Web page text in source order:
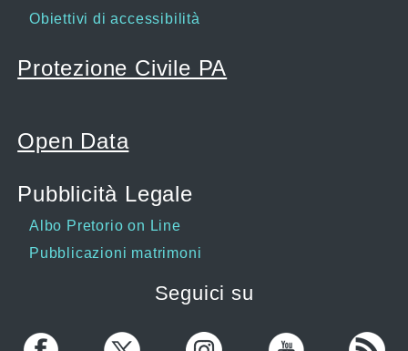
Obiettivi di accessibilità
Protezione Civile PA
Open Data
Pubblicità Legale
Albo Pretorio on Line
Pubblicazioni matrimoni
Seguici su